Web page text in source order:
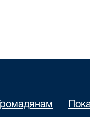
Громадянам